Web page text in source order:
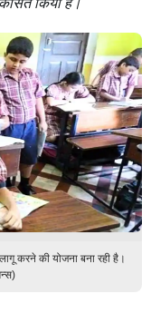
किया है।
करने की योजना बना रही है।